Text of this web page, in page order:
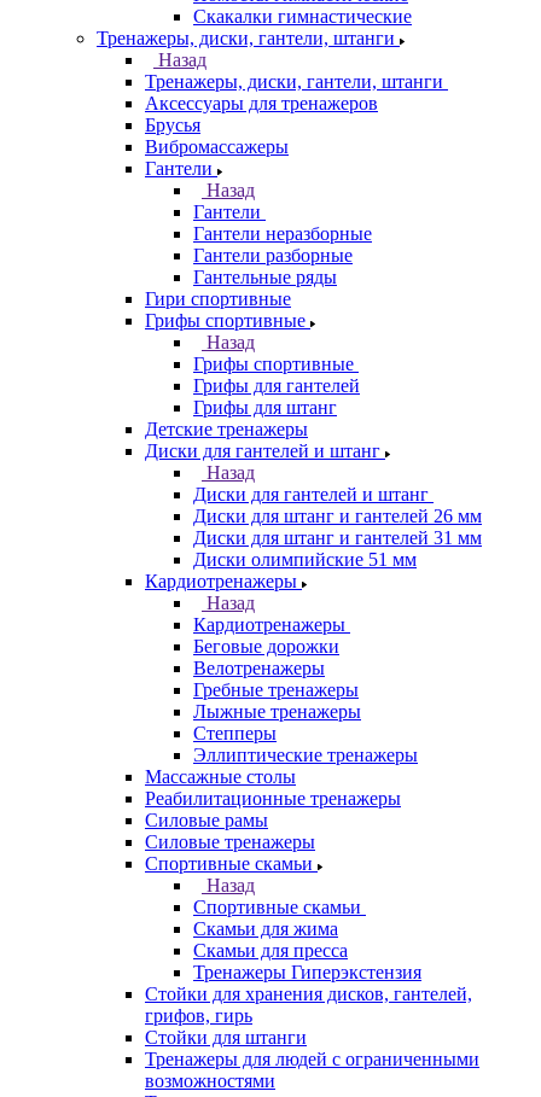
Скакалки гимнастические
Тренажеры, диски, гантели, штанги
Назад
Тренажеры, диски, гантели, штанги
Аксессуары для тренажеров
Брусья
Вибромассажеры
Гантели
Назад
Гантели
Гантели неразборные
Гантели разборные
Гантельные ряды
Гири спортивные
Грифы спортивные
Назад
Грифы спортивные
Грифы для гантелей
Грифы для штанг
Детские тренажеры
Диски для гантелей и штанг
Назад
Диски для гантелей и штанг
Диски для штанг и гантелей 26 мм
Диски для штанг и гантелей 31 мм
Диски олимпийские 51 мм
Кардиотренажеры
Назад
Кардиотренажеры
Беговые дорожки
Велотренажеры
Гребные тренажеры
Лыжные тренажеры
Степперы
Эллиптические тренажеры
Массажные столы
Реабилитационные тренажеры
Силовые рамы
Силовые тренажеры
Спортивные скамьи
Назад
Спортивные скамьи
Скамьи для жима
Скамьи для пресса
Тренажеры Гиперэкстензия
Стойки для хранения дисков, гантелей,
грифов, гирь
Стойки для штанги
Тренажеры для людей с ограниченными
возможностями